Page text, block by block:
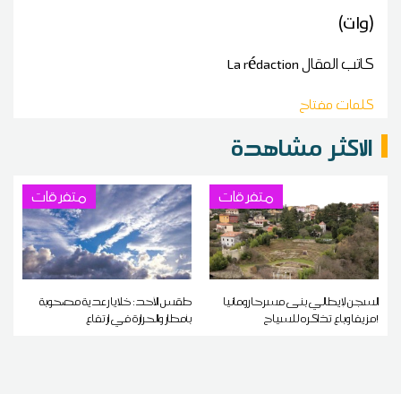
(وات)
كاتب المقالLa rédaction
كلمات مفتاح
الاكثر مشاهدة
متفرقات
السجن لإيطالي بنى مسرحا رومانيا
مزيفا وباع تذاكره للسياح!
متفرقات
طقس الأحد: خلايا رعدية مصحوبة
بأمطار والحرارة في ارتفاع